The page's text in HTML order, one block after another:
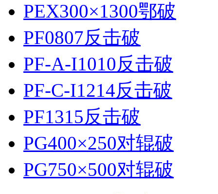
PEX300×1300鄂破
PF0807反击破
PF-A-I1010反击破
PF-C-I1214反击破
PF1315反击破
PG400×250对辊破
PG750×500对辊破